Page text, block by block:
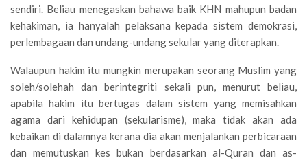
sendiri. Beliau menegaskan bahawa baik KHN mahupun badan
kehakiman, ia hanyalah pelaksana kepada sistem demokrasi,
perlembagaan dan undang-undang sekular yang diterapkan.
Walaupun hakim itu mungkin merupakan seorang Muslim yang
soleh/solehah dan berintegriti sekali pun, menurut beliau,
apabila hakim itu bertugas dalam sistem yang memisahkan
agama dari kehidupan (sekularisme), maka tidak akan ada
kebaikan di dalamnya kerana dia akan menjalankan perbicaraan
dan memutuskan kes bukan berdasarkan al-Quran dan as-